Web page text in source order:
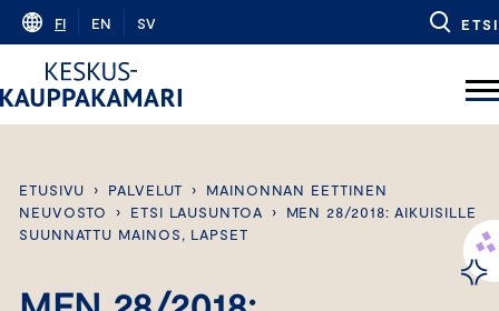
Skip
content
FI EN SV ETSI
ETUSIVU › PALVELUT ›
MAINONNAN EETTINEN
NEUVOSTO
› ETSI LAUSUNTOA ›
MEN 28/2018: AIKUISILLE
SUUNNATTU MAINOS, LAPSET